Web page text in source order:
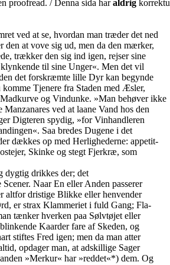
proofread. / Denna sida haraldrig
ved at se, hvordan man træder det ned
den at vove sig ud, men da den mærker,
trækker den sig ind igen, rejser sine
til sine Unger«. Men det vil
det forskræmte lille Dyr kan begynde
Tjenere fra Staden med Æsler,
og Vindunke. »Man behøver ikke
ved at laane Vand hos den
Digteren spydig, »for Vinhandleren
Saa bredes Dugene i det
dækkes op med Herlighederne: appetit-
Skinke og stegt Fjerkræ, som
dygtig drikkes der; det
Naar En eller Anden passerer
altfor dristige Blikke eller henvender
er strax Klammeriet i fuld Gang; Fla-
tænker hverken paa Sølvtøjet eller
Kaarder fare af Skeden, og
stiftes Fred igen; men da man atter
opdager man, at adskillige Sager
»Merkur« har »reddet«*) dem. Og